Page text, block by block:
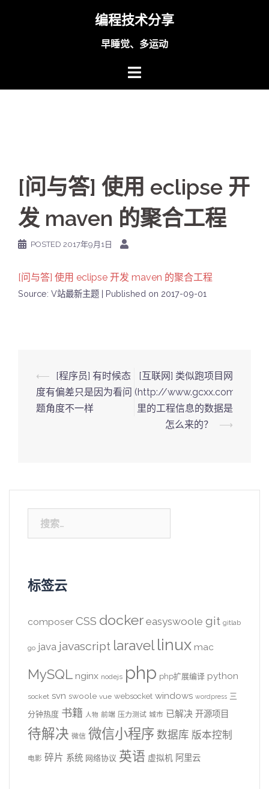
编程技术分享
早睡觉、多运动
[问与答] 使用 eclipse 开
发 maven 的聚合工程
POSTED 2017年9月1日
[问与答] 使用 eclipse 开发 maven 的聚合工程
Source: V站最新主题 Published on 2017-09-01
Post
navigation
⟵
[程序员] 有时候态
度有偏差只是因为看问
题角度不一样
[互联网] 类似跑项目网
(http://www.gcxx.com/)
里的工程信息的数据是
怎么来的？
⟶
索：
标签云
composer CSS docker easyswoole git gitlab
go java javascript laravel linux mac
MySQL nginx nodejs php php扩展编译 python
socket svn swoole vue websocket windows wordpress 三
分钟热度 书籍 人物 前端 压力测试 城市 已解决 开源项目
待解决 微信 微信小程序 数据库 版本控制
电影 碎片 系统 网络协议 英语 虚拟机 阿里云